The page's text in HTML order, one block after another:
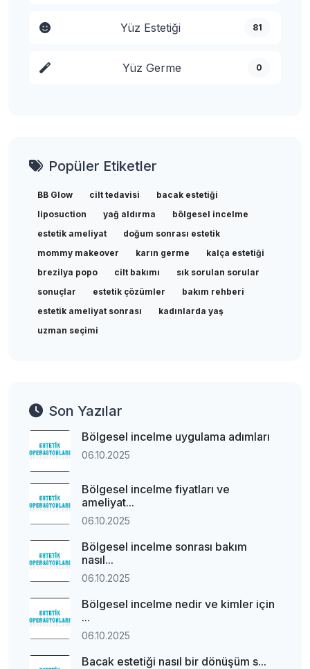
Yüz Estetiği 81
Yüz Germe 0
Popüler Etiketler
BB Glow cilt tedavisi
bacak estetiği
liposuction
yağ aldırma
bölgesel incelme
estetik ameliyat
doğum sonrası estetik
mommy makeover
karın germe
kalça estetiği
brezilya popo
cilt bakımı
sık sorulan sorular
sonuçlar
estetik çözümler
bakım rehberi
estetik ameliyat sonrası
kadınlarda yaş
uzman seçimi
Son Yazılar
Bölgesel incelme uygulama adımları
06.10.2025
Bölgesel incelme fiyatları ve
ameliyat...
06.10.2025
Bölgesel incelme sonrası bakım
nasıl...
06.10.2025
Bölgesel incelme nedir ve kimler için
...
06.10.2025
Bacak estetiği nasıl bir dönüşüm s...